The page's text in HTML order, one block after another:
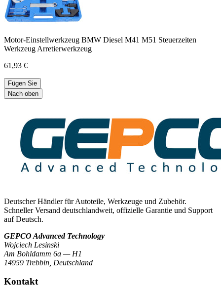
Motor-Einstellwerkzeug BMW Diesel M41 M51 Steuerzeiten
Werkzeug Arretierwerkzeug
61,93 €
Fügen Sie
Nach oben
Deutscher Händler für Autoteile, Werkzeuge und Zubehör.
Schneller Versand deutschlandweit, offizielle Garantie und Support
auf Deutsch.
GEPCO Advanced Technology
Wojciech Lesinski
Am Bohldamm 6a — H1
14959 Trebbin Deutschland
Kontakt